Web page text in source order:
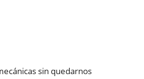
sin quedarnos